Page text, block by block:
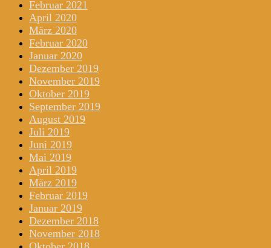
Februar 2021
April 2020
März 2020
Februar 2020
Januar 2020
Dezember 2019
November 2019
Oktober 2019
September 2019
August 2019
Juli 2019
Juni 2019
Mai 2019
April 2019
März 2019
Februar 2019
Januar 2019
Dezember 2018
November 2018